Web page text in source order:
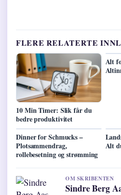
FLERE RELATERTE
10 Min Timer: Slik får du
bedre produktivitet
Alt
Dinner for Schmucks –
Plotsammendrag,
rollebesetning og strømming
Alt
OM SKRIBENTEN
Sindre Berg